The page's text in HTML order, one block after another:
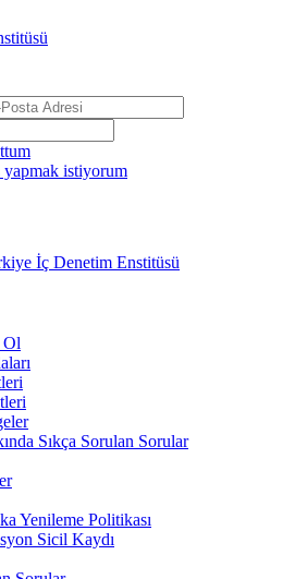
istiyorum
Ol
Sıkça Sorulan Sorular
Yenileme Politikası
Sicil Kaydı